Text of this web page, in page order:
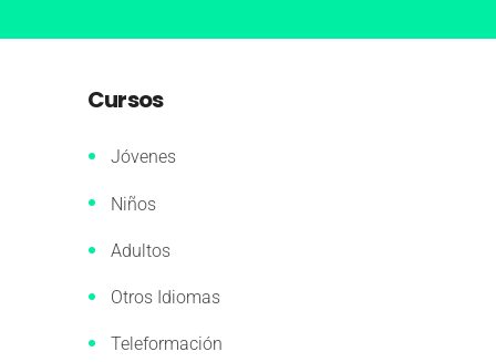
Cursos
Jóvenes
Niños
Adultos
Otros Idiomas
Teleformación